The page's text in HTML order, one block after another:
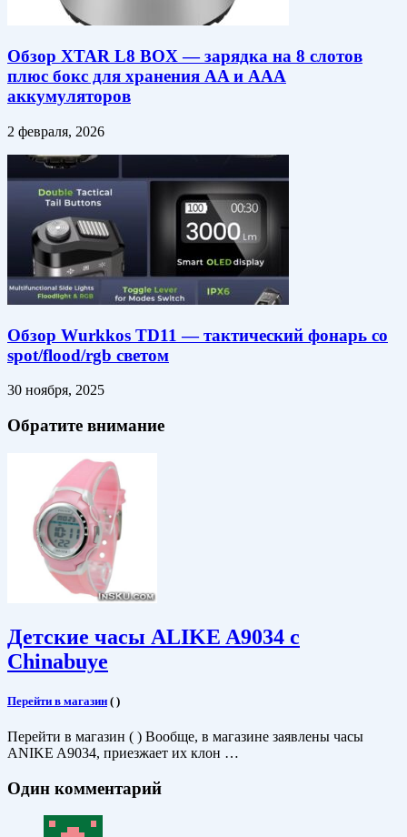
Обзор XTAR L8 BOX — зарядка на 8 слотов
плюс бокс для хранения AA и AAA
аккумуляторов
2 февраля, 2026
Обзор Wurkkos TD11 — тактический фонарь со
spot/flood/rgb светом
30 ноября, 2025
Обратите внимание
Детские часы ALIKE A9034 c
Chinabuye
Перейти в магазин ( )
Перейти в магазин ( ) Вообще, в магазине заявлены часы
ANIKE A9034, приезжает их клон …
Один комментарий